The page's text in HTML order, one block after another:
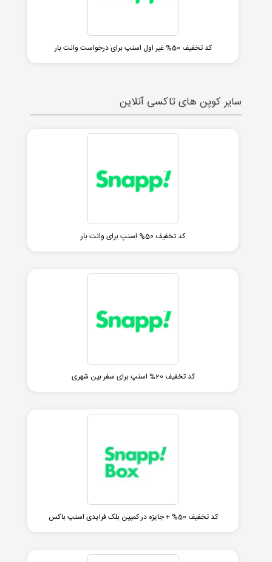
کد تخفیف 50% غیر اول اسنپ برای درخواست وانت بار
سایر کوپن های تاکسی آنلاین
کد تخفیف 50% اسنپ برای وانت بار
کد تخفیف 20% اسنپ برای سفر بین شهری
کد تخفیف 50% + جایزه در کمپین بلک فرایدی اسنپ باکس